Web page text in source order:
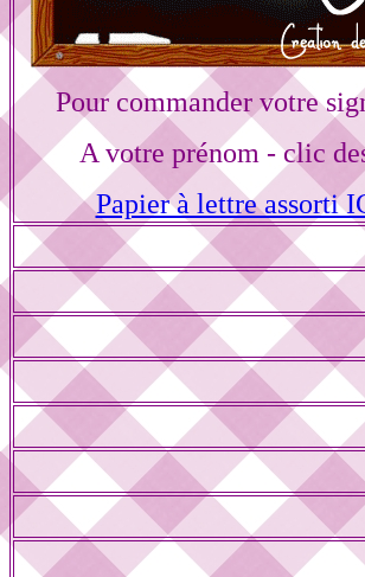
Pour commander votre
A votre prénom - clic
Papier à lettre assorti